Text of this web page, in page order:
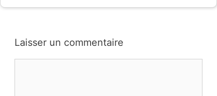
Laisser un commentaire